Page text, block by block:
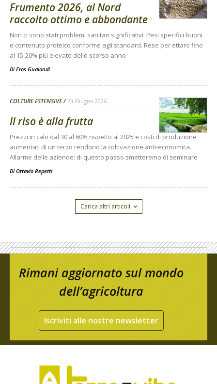
Frumento 2026, al Nord
raccolto ottimo e abbondante
Non ci sono stati problemi sanitari significativi. Pesi specifici buoni
e contenuto proteico conforme agli standard. Rese per ettaro fino
al 15-20% più elevate dello scorso anno
Di Eros Gualandi
COLTURE ESTENSIVE 23 Giugno 2026
Il riso è alla frutta
Prezzi in calo dal 30 al 60% rispetto al 2025 e costi di produzione
aumentati di un terzo rendono la coltivazione anti-economica.
Allarme delle aziende: di questo passo smetteremo di seminare
Di Ottavio Repetti
Carica altri articoli
Rimani aggiornato sul mondo
dell’agricoltura
Iscriviti alle nostre newsletter